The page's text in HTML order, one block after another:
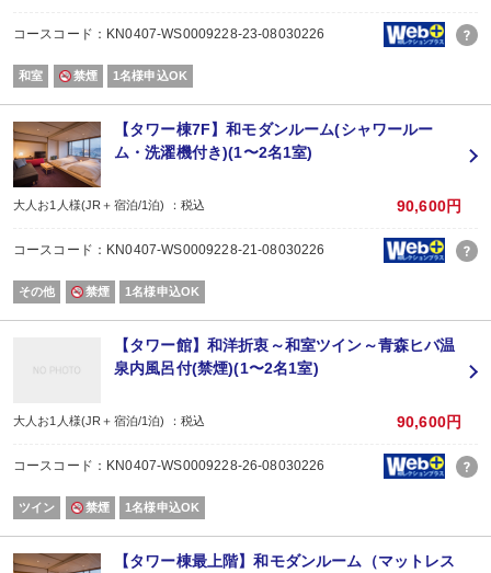
コースコード：KN0407-WS0009228-23-08030226
和室 禁煙 1名様申込OK
【タワー棟7F】和モダンルーム(シャワールー
ム・洗濯機付き)(1〜2名1室)
大人お1人様(JR＋宿泊/1泊) ：税込 90,600円
コースコード：KN0407-WS0009228-21-08030226
その他 禁煙 1名様申込OK
【タワー館】和洋折衷～和室ツイン～青森ヒバ温
泉内風呂付(禁煙)(1〜2名1室)
大人お1人様(JR＋宿泊/1泊) ：税込 90,600円
コースコード：KN0407-WS0009228-26-08030226
ツイン 禁煙 1名様申込OK
【タワー棟最上階】和モダンルーム（マットレス